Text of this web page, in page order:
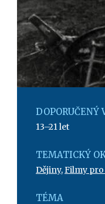
DOPORUČENÝ
13–21 let
TEMATICKÝ
Dějiny,Filmy
TÉMA